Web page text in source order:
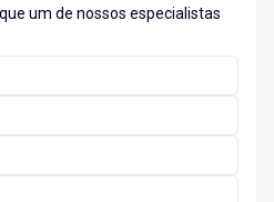
um de nossos especialistas